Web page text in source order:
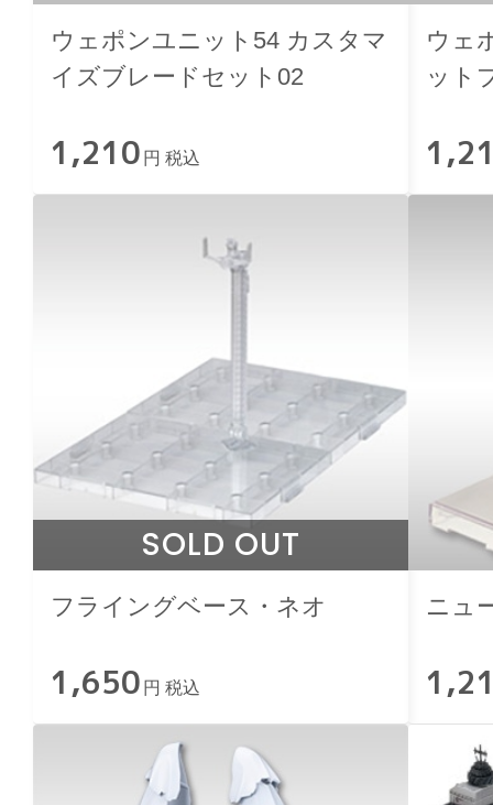
ウェポンユニット54 カスタマ
イズブレードセット02
1,210 円 税込
ウェ
ット
SOLD OUT
フライングベース・ネオ
1,650 円 税込
ニュ